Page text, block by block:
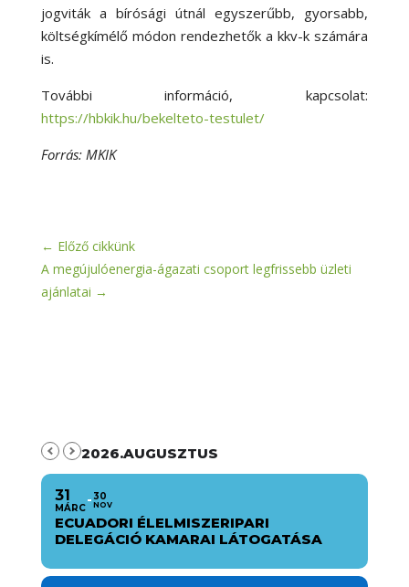
jogviták a bírósági útnál egyszerűbb, gyorsabb,
költségkímélő módon rendezhetők a kkv-k számára
is.
További információ, kapcsolat:
https://hbkik.hu/bekelteto-testulet/
Forrás: MKIK
← Előző cikkünk
A megújulóenergia-ágazati csoport legfrissebb üzleti
ajánlatai →
2026.AUGUSZTUS
31
MÁRC
30
NOV
ECUADORI ÉLELMISZERIPARI
DELEGÁCIÓ KAMARAI LÁTOGATÁSA